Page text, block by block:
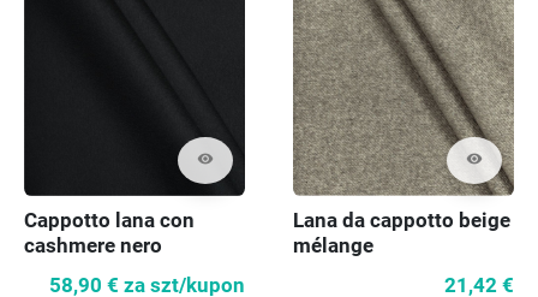
visibility
Cappotto lana con
cashmere nero
58,90 € za szt/kupon
visibility
Lana da cappotto beige
mélange
21,42 €